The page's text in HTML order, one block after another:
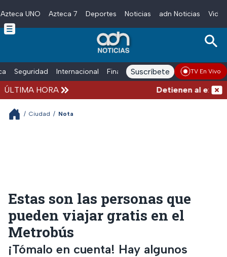
Skip to main content
Azteca UNO Azteca 7 Deportes Noticias adn Noticias
Seguridad Internacional Finanzas adn Noticias Radio
Suscríbete TV En Vivo
ÚLTIMA HORA Detienen al
/ Ciudad / Nota
Estas son las personas que
pueden viajar gratis en el
Metrobús
¡Tómalo en cuenta! Hay algunos